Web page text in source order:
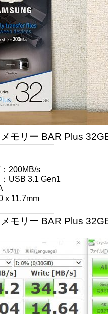
モリー BAR Plus
200MB/s
USB 3.1 Gen1
x 11.7mm
モリー BAR Plus